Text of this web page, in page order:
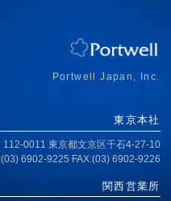
Portwell Japan, Inc.
東京本社
112-0011 東京都文京区千石4-27-10
6902-9225 FAX:(03) 6902-9226
関西営業所